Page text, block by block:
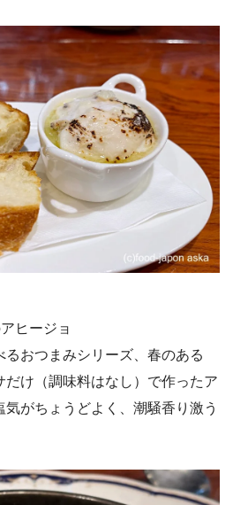
ヒージョ
おつまみシリーズ、春のある
だけ（調味料はなし）で作ったア
気がちょうどよく、潮騒香り激う